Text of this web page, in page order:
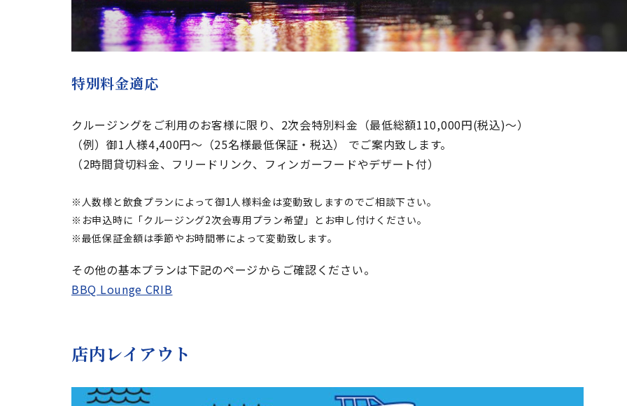
特別料金適応
クルージングをご利用のお客様に限り、2次会特別料金（最低総額110,000円(税込)～）
（例）御1人様4,400円～（25名様最低保証・税込） でご案内致します。
（2時間貸切料金、フリードリンク、フィンガーフードやデザート付）
人数様と飲食プランによって御1人様料金は変動致しますのでご相談下さい。
お申込時に「クルージング2次会専用プラン希望」とお申し付けください。
最低保証金額は季節やお時間帯によって変動致します。
その他の基本プランは下記のページからご確認ください。
BBQ Lounge CRIB
店内レイアウト